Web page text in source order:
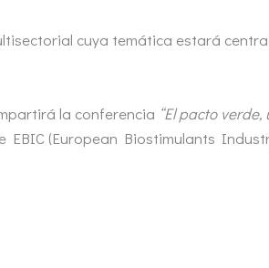
cuya temática estará
la conferencia “El pacto
(European Biostimulants